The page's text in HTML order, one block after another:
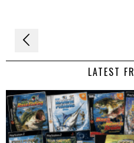
Navigation
de LATEST